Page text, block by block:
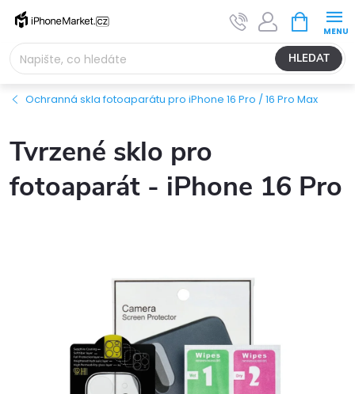
Přejít
obsah
HLEDAT
NÁKUPNÍ
KOŠÍK
Ochranná skla fotoaparátu pro iPhone 16 Pro / 16 Pro Max
Tvrzené sklo pro
fotoaparát - iPhone 16 Pro